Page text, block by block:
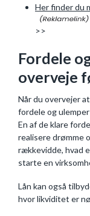
Her finder du
>>
Fordele
overveje
Når du overvejer
fordele og
En af de klare
realisere drømme
rækkevidde, hvad
starte en
Lån kan også
hvor likviditet er